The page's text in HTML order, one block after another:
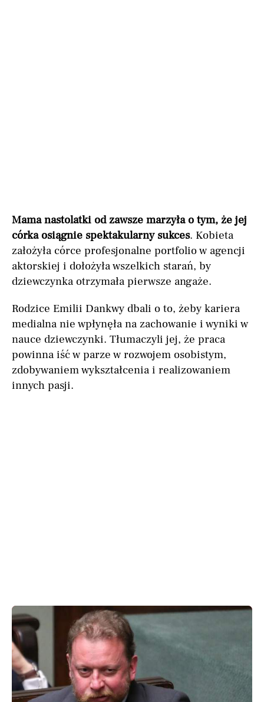
Mama nastolatki od zawsze marzyła o tym, że jej
córka osiągnie spektakularny sukces. Kobieta
założyła córce profesjonalne portfolio w agencji
aktorskiej i dołożyła wszelkich starań, by
dziewczynka otrzymała pierwsze angaże.
Rodzice Emilii Dankwy dbali o to, żeby kariera
medialna nie wpłynęła na zachowanie i wyniki w
nauce dziewczynki. Tłumaczyli jej, że praca
powinna iść w parze w rozwojem osobistym,
zdobywaniem wykształcenia i realizowaniem
innych pasji.